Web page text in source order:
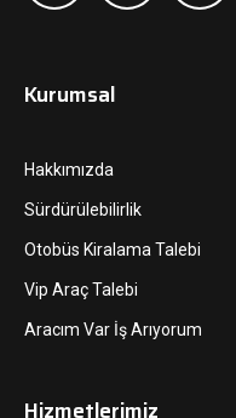
Kurumsal
Hakkımızda
Sürdürülebilirlik
Otobüs Kiralama Talebi
Vip Araç Talebi
Aracım Var İş Arıyorum
Hizmetlerimiz